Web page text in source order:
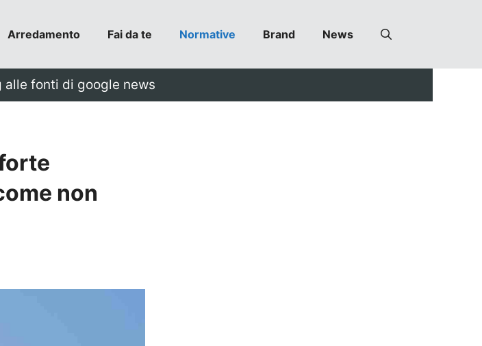
Arredamento Fai da te Normative Brand News
alle fonti di google news
non